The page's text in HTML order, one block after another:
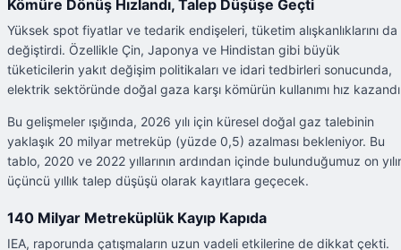
Kömüre Dönüş Hızlandı, Talep Düşüşe Geçti
Yüksek spot fiyatlar ve tedarik endişeleri, tüketim alışkanlıklarını da
değiştirdi. Özellikle Çin, Japonya ve Hindistan gibi büyük
tüketicilerin yakıt değişim politikaları ve idari tedbirleri sonucunda,
elektrik sektöründe doğal gaza karşı kömürün kullanımı hız
Bu gelişmeler ışığında, 2026 yılı için küresel doğal gaz talebinin
yaklaşık 20 milyar metreküp (yüzde 0,5) azalması bekleniyor. Bu
tablo, 2020 ve 2022 yıllarının ardından içinde bulunduğumuz on
üçüncü yıllık talep düşüşü olarak kayıtlara geçecek.
140 Milyar Metreküplük Kayıp Kapıda
IEA, raporunda çatışmaların uzun vadeli etkilerine de dikkat çekti.